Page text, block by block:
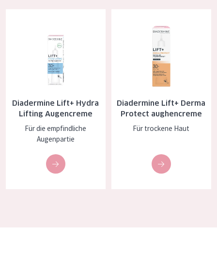
Normale bis trockene Haut
Mischhaut und fettige Haut
Reife Haut
Der Sonne ausgesetzte Haut
ALTER
Jedes alter
Alter: 35 to 55
Diadermine Lift+ Hydra
Lifting Augencreme
Für die empfindliche
Augenpartie
Diadermine Lift+ Derma
Protect aughencreme
Für trockene Haut